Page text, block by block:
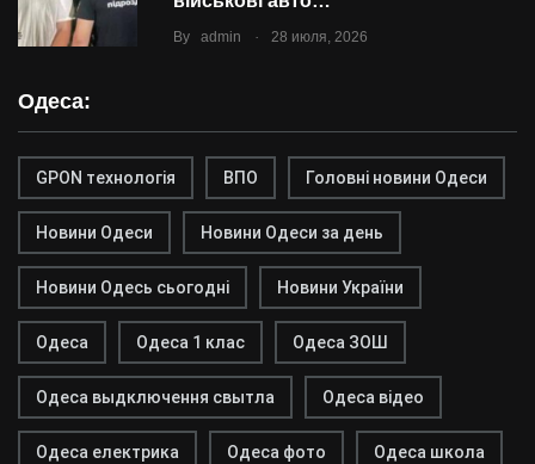
By admin . 28 июля, 2026
Одеса:
GPON технологія ВПО Головні новини Одеси
Новини Одеси Новини Одеси за день
Новини Одесь сьогодні Новини України
Одеса Одеса 1 клас Одеса ЗОШ
Одеса выдключення свытла Одеса відео
Одеса електрика Одеса фото Одеса школа